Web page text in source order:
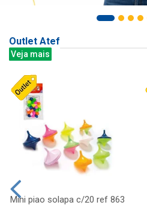
Outlet Atef
Veja mais
Mini piao solapa c/20 ref 863